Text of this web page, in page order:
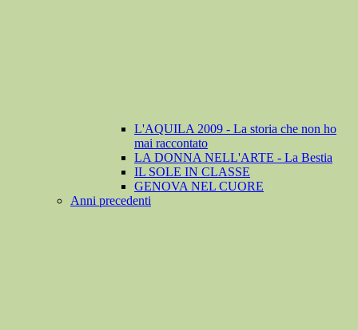
L'AQUILA 2009 - La storia che non ho
mai raccontato
LA DONNA NELL'ARTE - La Bestia
IL SOLE IN CLASSE
GENOVA NEL CUORE
Anni precedenti